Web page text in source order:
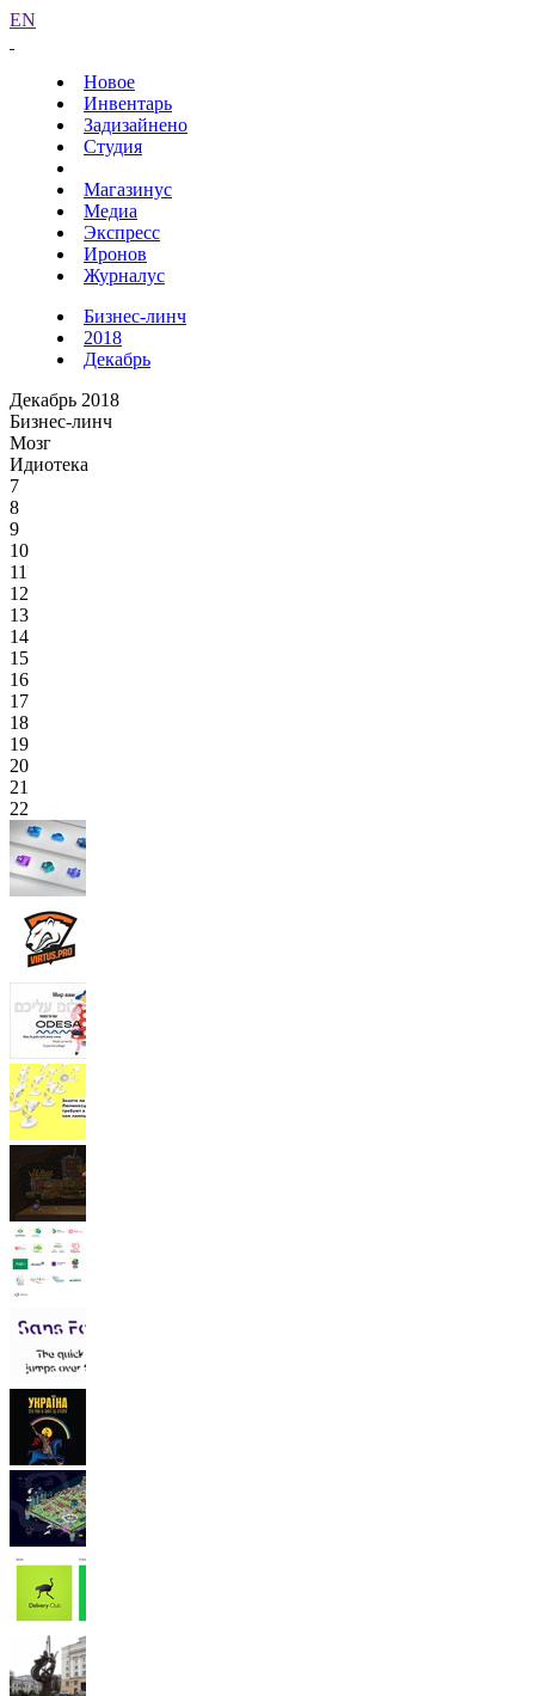
EN
Новое
Инвентарь
Задизайнено
Студия
Магазинус
Медиа
Экспресс
Иронов
Журналус
Бизнес-линч
2018
Декабрь
Декабрь 2018
Бизнес-линч
Мозг
Идиотека
7
8
9
10
11
12
13
14
15
16
17
18
19
20
21
22